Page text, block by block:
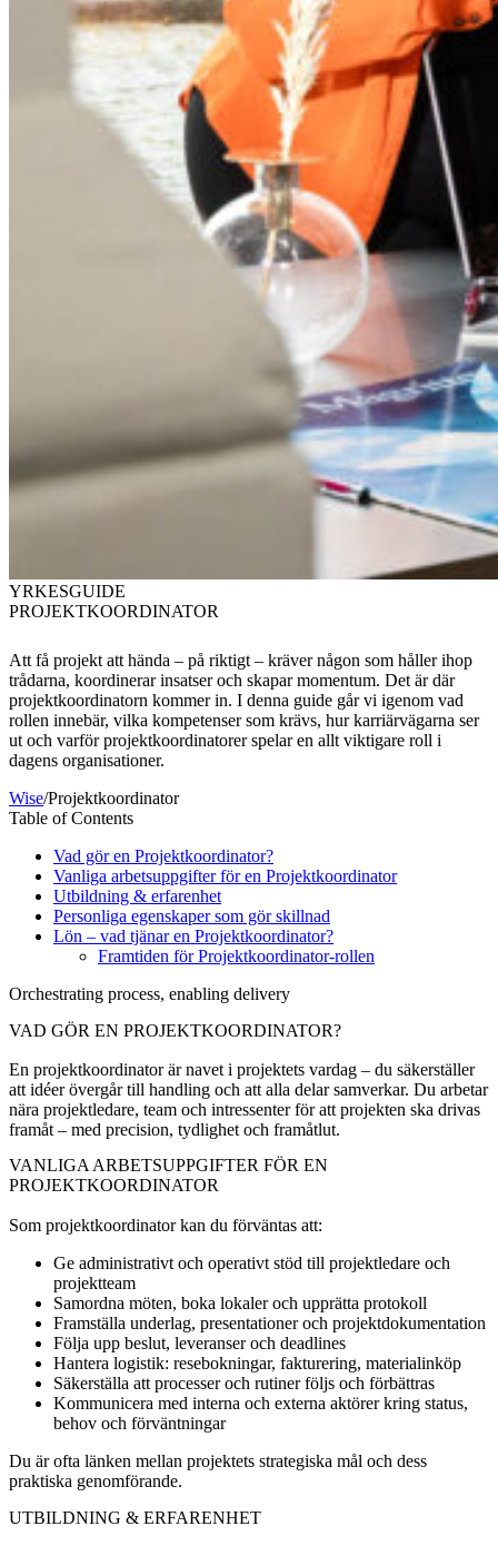
YRKESGUIDE
PROJEKTKOORDINATOR
Att få projekt att hända – på riktigt – kräver någon som håller ihop
trådarna, koordinerar insatser och skapar momentum. Det är där
projektkoordinatorn kommer in. I denna guide går vi igenom vad
rollen innebär, vilka kompetenser som krävs, hur karriärvägarna ser
ut och varför projektkoordinatorer spelar en allt viktigare roll i
dagens organisationer.
Wise/Projektkoordinator
Table of Contents
Vad gör en Projektkoordinator?
Vanliga arbetsuppgifter för en Projektkoordinator
Utbildning & erfarenhet
Personliga egenskaper som gör skillnad
Lön – vad tjänar en Projektkoordinator?
Framtiden för Projektkoordinator‑rollen
Orchestrating process, enabling delivery
VAD GÖR EN PROJEKTKOORDINATOR?
En projektkoordinator är navet i projektets vardag – du säkerställer
att idéer övergår till handling och att alla delar samverkar. Du arbetar
nära projektledare, team och intressenter för att projekten ska drivas
framåt – med precision, tydlighet och framåtlut.
VANLIGA ARBETSUPPGIFTER FÖR EN
PROJEKTKOORDINATOR
Som projektkoordinator kan du förväntas att:
Ge administrativt och operativt stöd till projektledare och
projektteam
Samordna möten, boka lokaler och upprätta protokoll
Framställa underlag, presentationer och projektdokumentation
Följa upp beslut, leveranser och deadlines
Hantera logistik: resebokningar, fakturering, materialinköp
Säkerställa att processer och rutiner följs och förbättras
Kommunicera med interna och externa aktörer kring status,
behov och förväntningar
Du är ofta länken mellan projektets strategiska mål och dess
praktiska genomförande.
UTBILDNING & ERFARENHET